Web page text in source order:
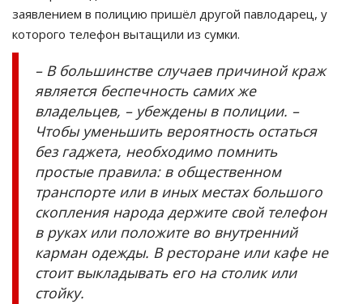
заявлением в полицию пришёл другой павлодарец, у
которого телефон вытащили из сумки.
– В большинстве случаев причиной краж
является беспечность самих же
владельцев, – убеждены в полиции. –
Чтобы уменьшить вероятность остаться
без гаджета, необходимо помнить
простые правила: в общественном
транспорте или в иных местах большого
скопления народа держите свой телефон
в руках или положите во внутренний
карман одежды. В ресторане или кафе не
стоит выкладывать его на столик или
стойку.